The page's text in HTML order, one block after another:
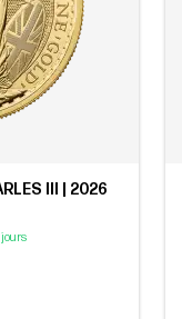
III | 2026
jours